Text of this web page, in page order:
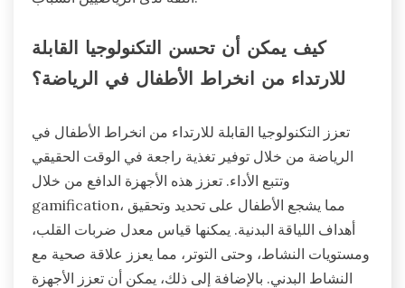
كيف يمكن أن تحسن التكنولوجيا القابلة
للارتداء من انخراط الأطفال في الرياضة؟
تعزز التكنولوجيا القابلة للارتداء من انخراط الأطفال في
الرياضة من خلال توفير تغذية راجعة في الوقت الحقيقي
وتتبع الأداء. تعزز هذه الأجهزة الدافع من خلال
gamification، مما يشجع الأطفال على تحديد وتحقيق
أهداف اللياقة البدنية. يمكنها قياس معدل ضربات القلب،
ومستويات النشاط، وحتى التوتر، مما يعزز علاقة صحية مع
النشاط البدني. بالإضافة إلى ذلك، يمكن أن تعزز الأجهزة